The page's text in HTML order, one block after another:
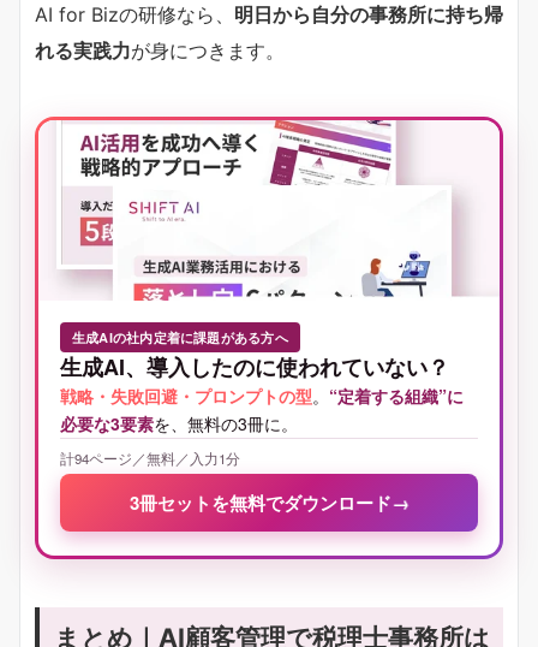
AI for Bizの研修なら、 明日から自分の事務所に持ち帰
れる実践力が身につきます。
生成AIの社内定着に課題がある方へ
生成AI、導入したのに使われていない？
戦略・失敗回避・プロンプトの型。 “定着する組織”に
必要な3要素を、無料の3冊に。
計94ページ／無料／入力1分
3冊セットを無料でダウンロード→
まとめ｜AI顧客管理で税理士事務所は